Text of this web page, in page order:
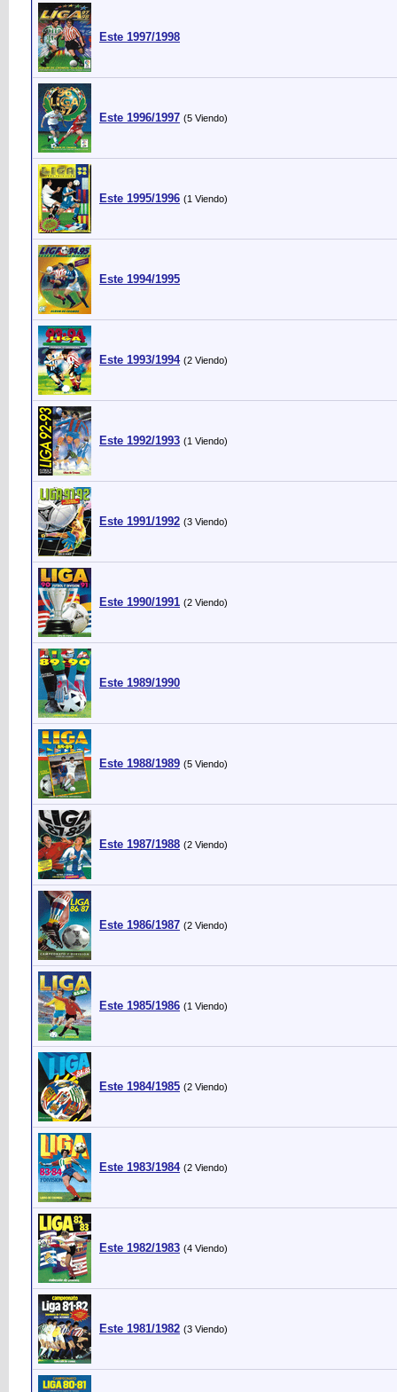
Este 1997/1998
Este 1996/1997 (5 Viendo)
Este 1995/1996 (1 Viendo)
Este 1994/1995
Este 1993/1994 (2 Viendo)
Este 1992/1993 (1 Viendo)
Este 1991/1992 (3 Viendo)
Este 1990/1991 (2 Viendo)
Este 1989/1990
Este 1988/1989 (5 Viendo)
Este 1987/1988 (2 Viendo)
Este 1986/1987 (2 Viendo)
Este 1985/1986 (1 Viendo)
Este 1984/1985 (2 Viendo)
Este 1983/1984 (2 Viendo)
Este 1982/1983 (4 Viendo)
Este 1981/1982 (3 Viendo)